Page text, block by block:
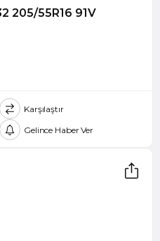
205/55R16 91V
Karşılaştır
Gelince Haber Ver